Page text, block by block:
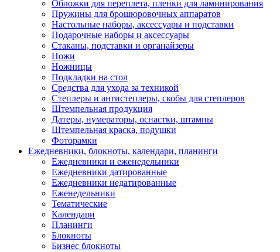
Обложки для переплета, пленки для ламинирования
Пружины для брошюровочных аппаратов
Настольные наборы, аксессуары и подставки
Подарочные наборы и аксессуары
Стаканы, подставки и органайзеры
Ножи
Ножницы
Подкладки на стол
Средства для ухода за техникой
Степлеры и антистеплеры, скобы для степлеров
Штемпельная продукция
Датеры, нумераторы, оснастки, штампы
Штемпельная краска, подушки
Фоторамки
Ежедневники, блокноты, календари, планинги
Ежедневники и еженедельники
Ежедневники датированные
Ежедневники недатированные
Еженедельники
Тематические
Календари
Планинги
Блокноты
Бизнес блокноты